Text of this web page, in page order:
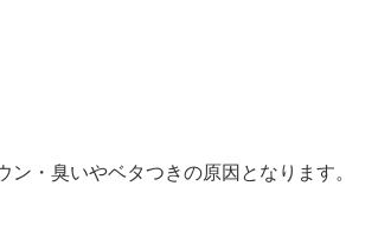
・臭いやベタつきの原因となります。